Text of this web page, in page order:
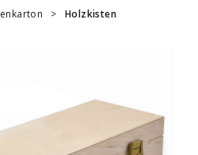
> Holzkisten